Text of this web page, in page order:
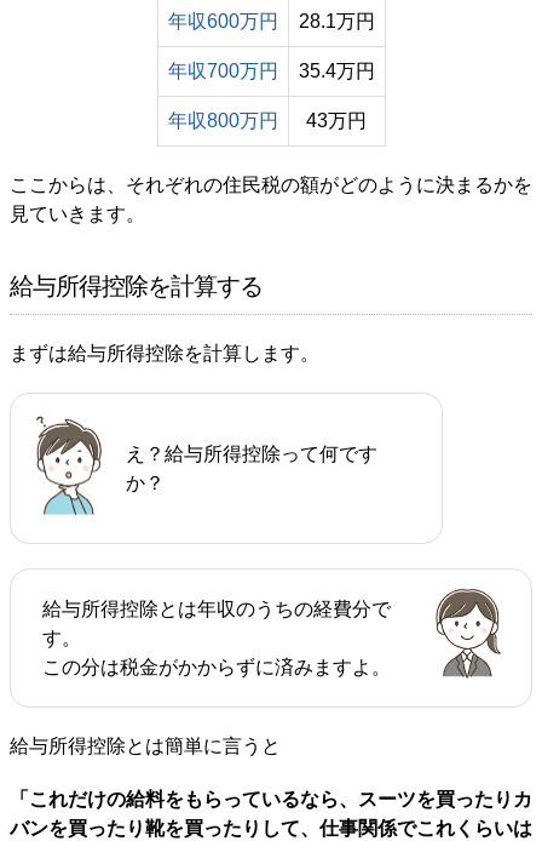
年収600万円 28.1万円
年収700万円 35.4万円
年収800万円 43万円
ここからは、それぞれの住民税の額がどのように決まるかを
見ていきます。
給与所得控除を計算する
まずは給与所得控除を計算します。
え？給与所得控除って何です
か？
給与所得控除とは年収のうちの経費分で
す。
この分は税金がかからずに済みますよ。
給与所得控除とは簡単に言うと
「これだけの給料をもらっているなら、スーツを買ったりカ
バンを買ったり靴を買ったりして、仕事関係でこれくらいは